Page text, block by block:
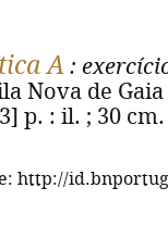
A :
Nova de
p. : il. ; 30
http://